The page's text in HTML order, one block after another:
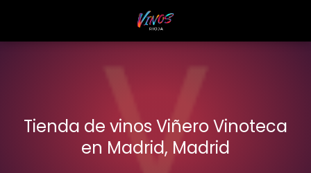
Tienda de vinos Viñero Vinoteca
en Madrid, Madrid